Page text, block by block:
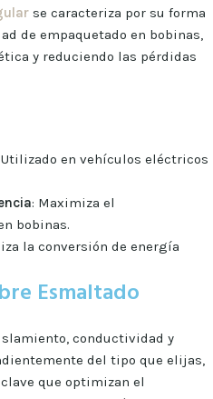
se caracteriza por su forma
de empaquetado en bobinas,
y reduciendo las pérdidas
Utilizado en vehículos eléctricos
: Maximiza el
bobinas.
la conversión de energía
Esmaltado
conductividad y
del tipo que elijas,
que optimizan el